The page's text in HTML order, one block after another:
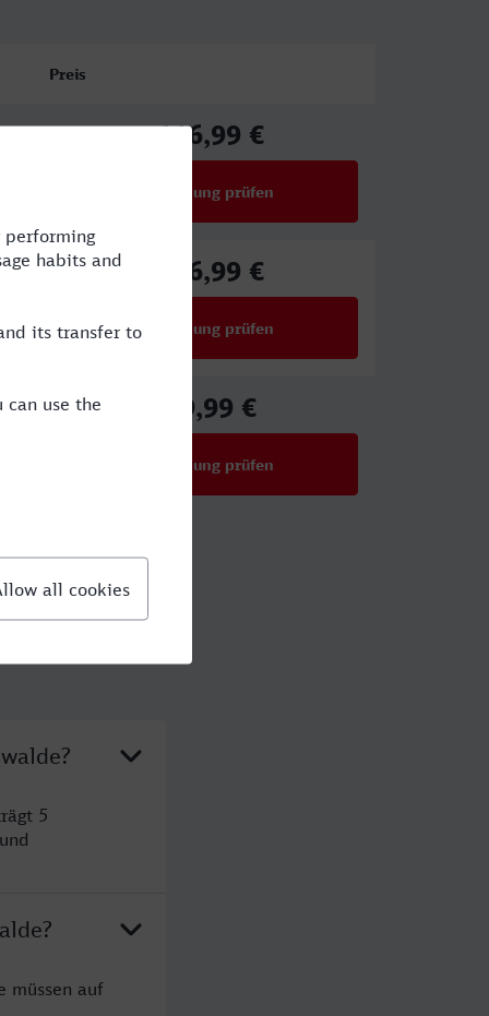
Preis
116,99 €
Verbindung prüfen
116,99 €
Verbindung prüfen
59,99 €
Verbindung prüfen
5
müssen auf